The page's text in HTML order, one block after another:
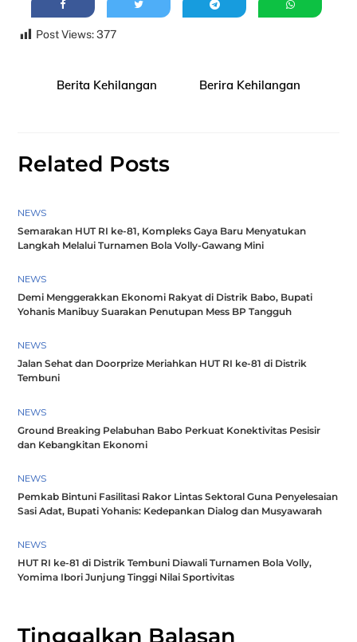
Post Views: 377
Berita Kehilangan Berira Kehilangan
Related Posts
NEWS
Semarakan HUT RI ke-81, Kompleks Gaya Baru Menyatukan
Langkah Melalui Turnamen Bola Volly-Gawang Mini
NEWS
Demi Menggerakkan Ekonomi Rakyat di Distrik Babo, Bupati
Yohanis Manibuy Suarakan Penutupan Mess BP Tangguh
NEWS
Jalan Sehat dan Doorprize Meriahkan HUT RI ke-81 di Distrik
Tembuni
NEWS
Ground Breaking Pelabuhan Babo Perkuat Konektivitas Pesisir
dan Kebangkitan Ekonomi
NEWS
Pemkab Bintuni Fasilitasi Rakor Lintas Sektoral Guna Penyelesaian
Sasi Adat, Bupati Yohanis: Kedepankan Dialog dan Musyawarah
NEWS
HUT RI ke-81 di Distrik Tembuni Diawali Turnamen Bola Volly,
Yomima Ibori Junjung Tinggi Nilai Sportivitas
Tinggalkan Balasan